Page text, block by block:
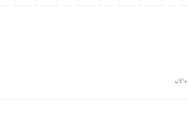
بدایوں